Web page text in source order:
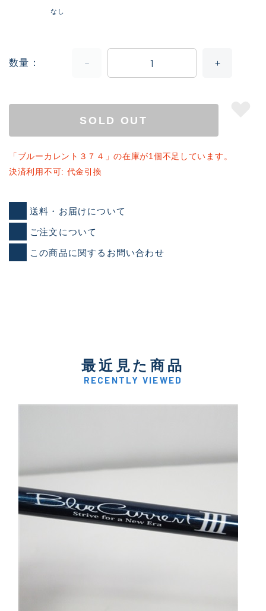
なし
数量
SOLD OUT
「ブルーカレント３７４」の在庫が1個不足しています。
決済利用不可: 代金引換
送料・お届けについて
ご注文について
この商品に関するお問い合わせ
最近見た商品
RECENTLY VIEWED